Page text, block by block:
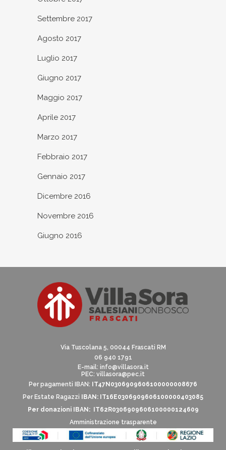
Settembre 2017
Agosto 2017
Luglio 2017
Giugno 2017
Maggio 2017
Aprile 2017
Marzo 2017
Febbraio 2017
Gennaio 2017
Dicembre 2016
Novembre 2016
Giugno 2016
Via Tuscolana 5, 00044 Frascati RM
06 940 1791
E-mail: info@villasora.it
PEC: villasora@pec.it
Per pagamenti IBAN:
IT47N0306909606100000008676
Per Estate Ragazzi
IBAN: IT16E0306909606100000403085
Per donazioni IBAN: IT62R0306909606100000124609
Amministrazione trasparente